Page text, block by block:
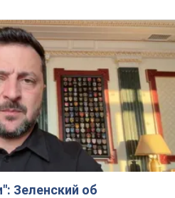
Зеленский об